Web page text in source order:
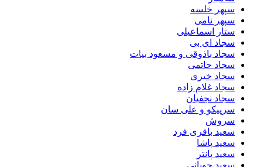
سپهر خلسه
سپهر نامی
ستار اسماعیلی
سجاد ای بی
سجاد باذوقی و مسعود بیات
سجاد حاتمی
سجاد خیری
سجاد غلام زاده
سجاد نجفیان
سرپیکو و علی سان
سروش
سعید باقری فرد
سعید پاشا
سعید پانتر